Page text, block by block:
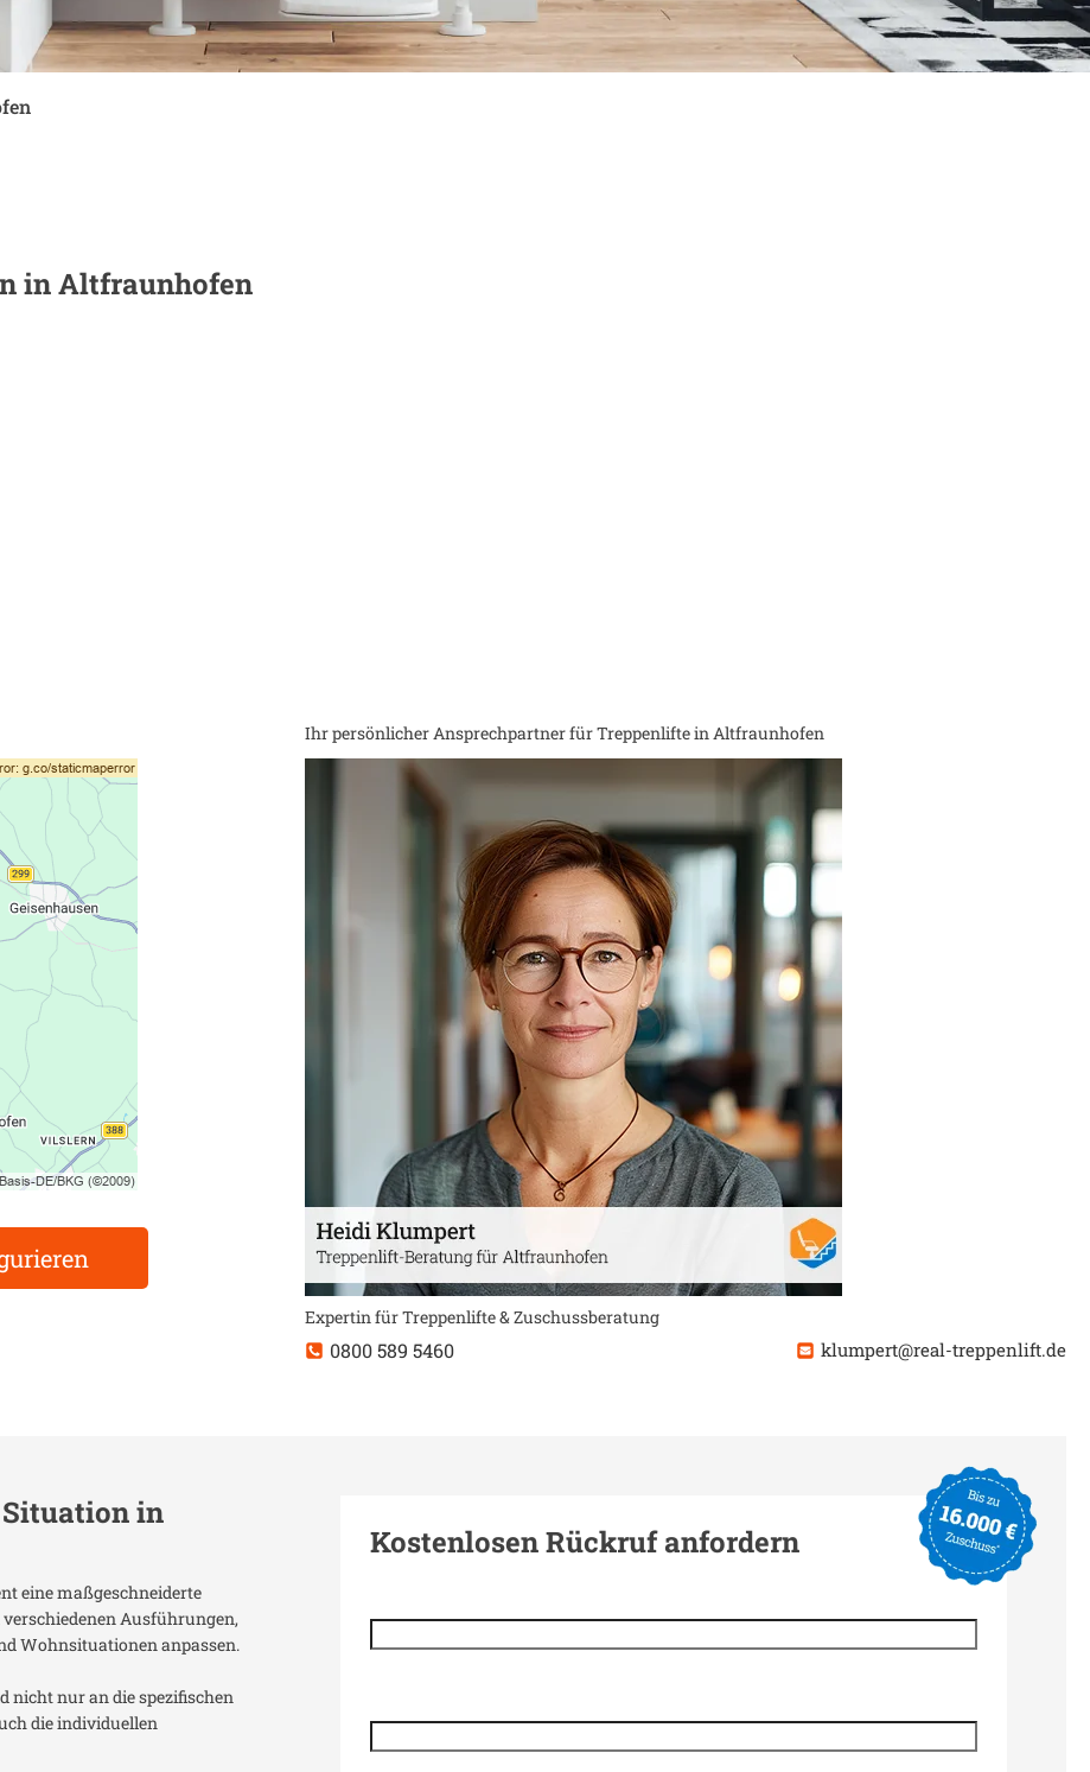
inAltfraunhofen
Ihr persönlicher Ansprechpartner für Treppenlifte in Altfraunhofen
Expertin für Treppenlifte & Zuschussberatung
0800 589 5460 klumpert@real-treppenlift.de
in
eine maßgeschneiderte
Ausführungen,
Wohnsituationen anpassen.
nicht nur an die spezifischen
die individuellen
Kostenlosen Rückruf anfordern